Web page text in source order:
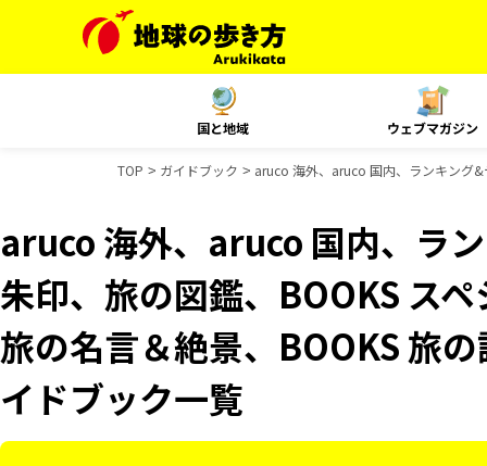
国と地域 ウェブマガジン
TOP ガイドブック aruco 海外、aruco 国内、ランキング&
aruco 海外、aruco 国内、ラ
朱印、旅の図鑑、BOOKS ス
旅の名言＆絶景、BOOKS 旅
イドブック一覧